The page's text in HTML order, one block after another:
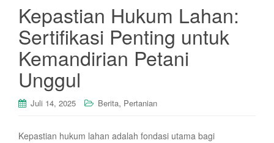
Kepastian Hukum Lahan:
Sertifikasi Penting untuk
Kemandirian Petani
Unggul
Juli 14, 2025 Berita, Pertanian
Kepastian hukum lahan adalah fondasi utama bagi